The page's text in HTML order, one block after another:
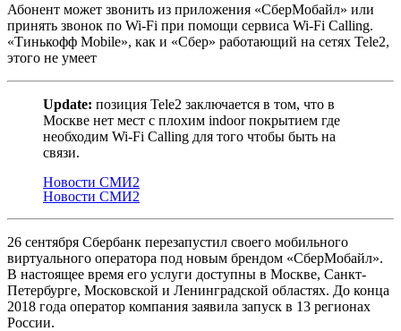
Абонент может звонить из приложения «СберМобайл» или
принять звонок по Wi-Fi при помощи сервиса Wi-Fi Calling.
«Тинькофф Mobile», как и «Сбер» работающий на сетях Tele2,
этого не умеет
Update: позиция Tele2 заключается в том, что в
Москве нет мест с плохим indoor покрытием где
необходим Wi-Fi Calling для того чтобы быть на
связи.
Новости СМИ2
Новости СМИ2
26 сентября Сбербанк перезапустил своего мобильного
виртуального оператора под новым брендом «СберМобайл».
В настоящее время его услуги доступны в Москве, Санкт-
Петербурге, Московской и Ленинградской областях. До конца
2018 года оператор компания заявила запуск в 13 регионах
России.